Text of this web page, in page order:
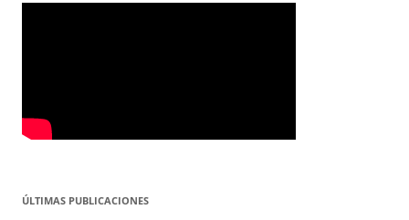
ÚLTIMAS PUBLICACIONES